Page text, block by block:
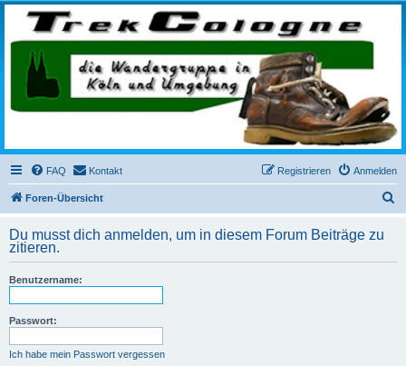
trekcologne.de
Wanderungen rund um Köln
FAQ Kontakt Anmelden
Registrieren
Foren-Übersicht
h
Du musst dich anmelden, um in diesem Forum Beiträge zu
zitieren.
Benutzername:
Passwort:
Ich habe mein Passwort vergessen